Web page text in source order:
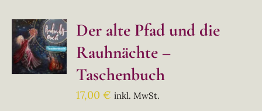
Der alte Pfad und die
Rauhnächte –
Taschenbuch
17,00€ inkl. MwSt.